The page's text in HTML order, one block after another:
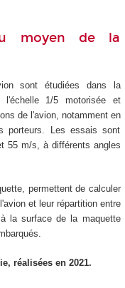
moyen de la
sont étudiées dans la
1/5 motorisée et
de l'avion, notamment en
porteurs. Les essais sont
55 m/s, à différents angles
permettent de calculer
et leur répartition entre
la surface de la maquette
réalisées en 2021.